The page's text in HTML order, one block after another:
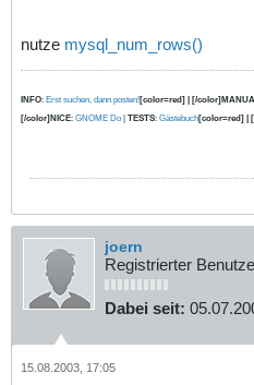
nutze mysql_num_rows()
INFO: Erst suchen, dann posten![color=red] | [/
[/color]NICE: GNOME Do TESTS: Gästebuch[color=red] |
joern
Registrierter
Dabei seit:
15.08.2003, 17:05